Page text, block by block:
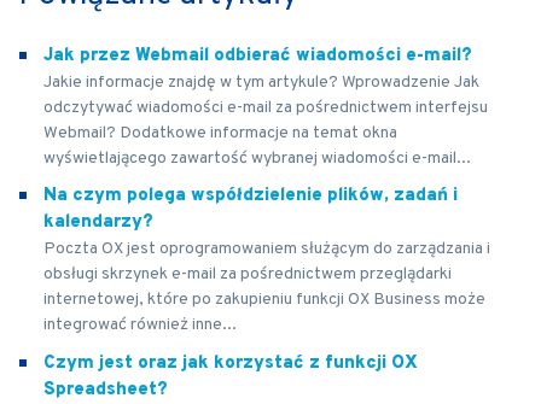
Jak przez Webmail odbierać wiadomości e-mail?
Jakie informacje znajdę w tym artykule? Wprowadzenie Jak
odczytywać wiadomości e-mail za pośrednictwem interfejsu
Webmail? Dodatkowe informacje na temat okna
wyświetlającego zawartość wybranej wiadomości e-mail...
Na czym polega współdzielenie plików, zadań i
kalendarzy?
Poczta OX jest oprogramowaniem służącym do zarządzania i
obsługi skrzynek e-mail za pośrednictwem przeglądarki
internetowej, które po zakupieniu funkcji OX Business może
integrować również inne...
Czym jest oraz jak korzystać z funkcji OX
Spreadsheet?